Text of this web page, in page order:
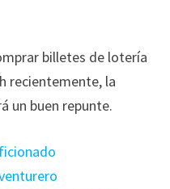
billetes de lotería
recientemente, la
un buen repunte.